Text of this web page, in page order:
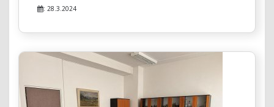
: 28.3.2024